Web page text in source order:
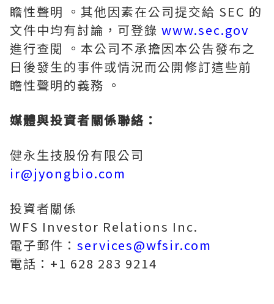
瞻性聲明 。其他因素在公司提交給 SEC 的
文件中均有討論，可登錄 www.sec.gov
進行查閱 。本公司不承擔因本公告發布之
日後發生的事件或情況而公開修訂這些前
瞻性聲明的義務 。
媒體與投資者關係聯絡：
健永生技股份有限公司
ir@jyongbio.com
投資者關係
WFS Investor Relations Inc.
電子郵件： services@wfsir.com
電話：+1 628 283 9214